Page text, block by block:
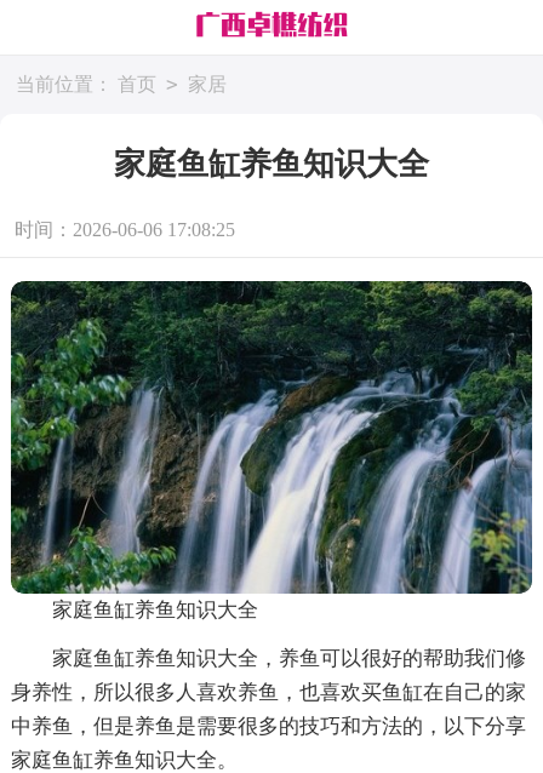
当前位置： 首页 > 家居
家庭鱼缸养鱼知识大全
时间：2026-06-06 17:08:25
家庭鱼缸养鱼知识大全
家庭鱼缸养鱼知识大全，养鱼可以很好的帮助我们修
身养性，所以很多人喜欢养鱼，也喜欢买鱼缸在自己的家
中养鱼，但是养鱼是需要很多的技巧和方法的，以下分享
家庭鱼缸养鱼知识大全。